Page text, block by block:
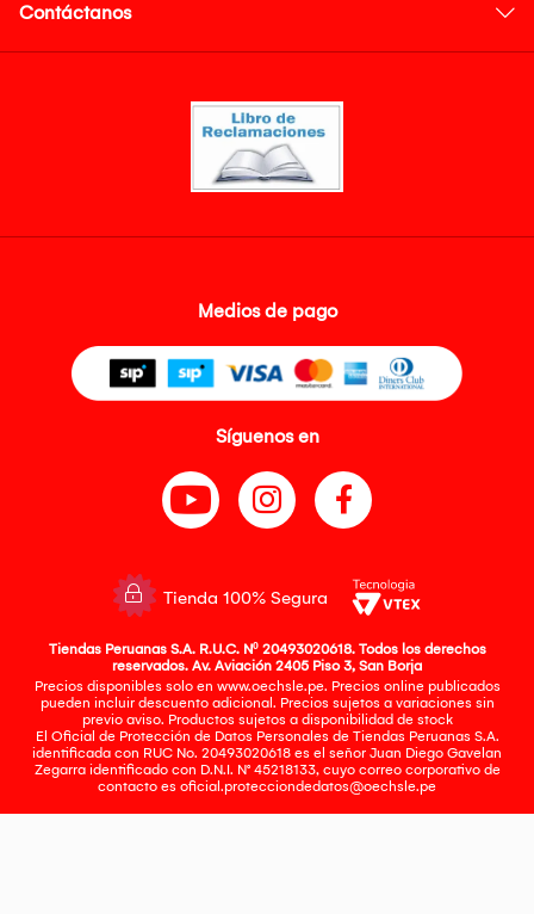
Contáctanos
Medios de pago
Síguenos en
Tienda 100% Segura
Tiendas Peruanas S.A. R.U.C. Nº 20493020618. Todos los derechos
reservados. Av. Aviación 2405 Piso 3, San Borja
Precios disponibles solo en www.oechsle.pe. Precios online publicados
pueden incluir descuento adicional. Precios sujetos a variaciones sin
previo aviso. Productos sujetos a disponibilidad de stock
El Oficial de Protección de Datos Personales de Tiendas Peruanas S.A.
identificada con RUC No. 20493020618 es el señor Juan Diego Gavelan
Zegarra identificado con D.N.I. N° 45218133, cuyo correo corporativo de
contacto es oficial.protecciondedatos@oechsle.pe